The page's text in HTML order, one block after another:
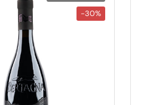
-30%